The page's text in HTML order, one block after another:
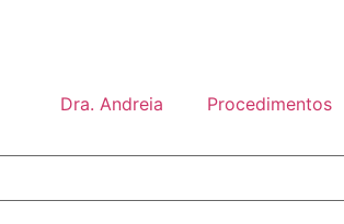
Dra. Andreia Procedimentos